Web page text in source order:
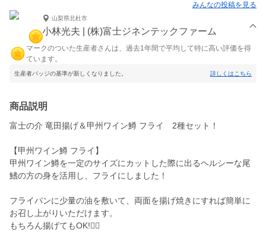
みんなの投稿を見る
山梨県北杜市
小林光夫 | (株)富士ジネンテックファーム
マークのついた生産者さんは、過去1年間で平均して特に高い評価を得
ています。
生産者バッジの基準が新しくなりました。 詳しくはこちら
商品説明
富士の介 竜田揚げ＆甲州ワイン鱒 フライ 2種セット！
【甲州ワイン鱒 フライ】
甲州ワイン鱒を一定のサイズにカットした際に出るヘルシーな尾
鰭の方の身を活用し、フライにしました！
フライパンに少量の油を敷いて、両面を揚げ焼きにすれば簡単に
お召し上がりいただけます。
もちろん揚げてもOK!🙆‍♀️